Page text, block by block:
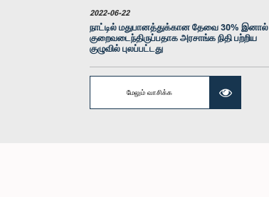
2022-06-22
நாட்டில் மதுபானத்துக்கான தேவை 30% இனால்
குறைவடைந்திருப்பதாக அரசாங்க நிதி பற்றிய
குழுவில் புலப்பட்டது
மேலும் வாசிக்க